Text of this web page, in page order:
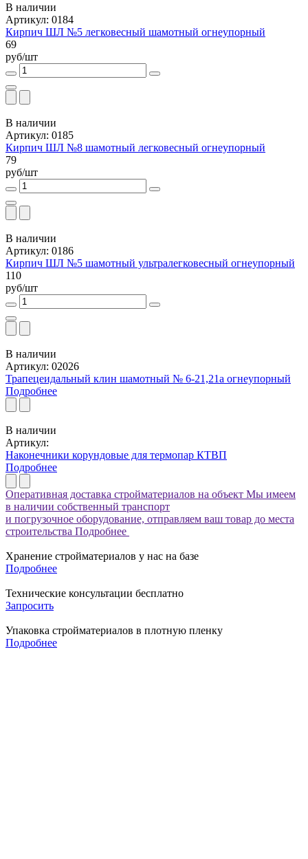
В наличии
Артикул: 0184
Кирпич ШЛ №5 легковесный шамотный огнеупорный
69
руб/шт
В наличии
Артикул: 0185
Кирпич ШЛ №8 шамотный легковесный огнеупорный
79
руб/шт
В наличии
Артикул: 0186
Кирпич ШЛ №5 шамотный ультралегковесный огнеупорный
110
руб/шт
В наличии
Артикул: 02026
Трапецеидальный клин шамотный № 6-21,21а огнеупорный
Подробнее
В наличии
Артикул:
Наконечники корундовые для термопар КТВП
Подробнее
Оперативная доставка стройматериалов на объект Мы имеем
в наличии собственный транспорт
и погрузочное оборудование, отправляем ваш товар до места
строительства Подробнее
Хранение стройматериалов у нас на базе
Подробнее
Технические консультации бесплатно
Запросить
Упаковка стройматериалов в плотную пленку
Подробнее